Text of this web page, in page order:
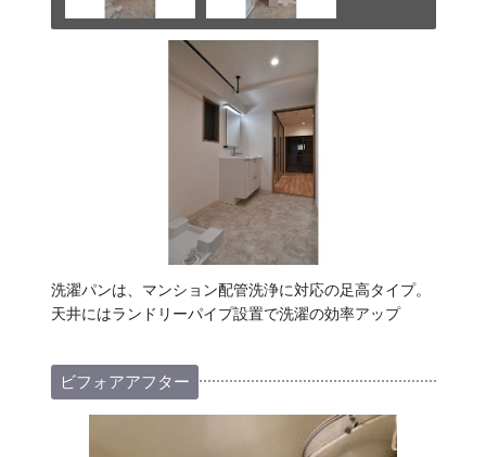
洗濯パンは、マンション配管洗浄に対応の足高タイプ。
天井にはランドリーパイプ設置で洗濯の効率アップ
ビフォアアフター